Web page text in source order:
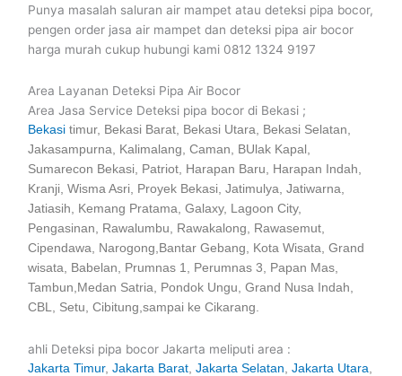
Punya masalah saluran air mampet atau deteksi pipa bocor,
pengen order jasa air mampet dan deteksi pipa air bocor
harga murah cukup hubungi kami 0812 1324 9197
Area Layanan Deteksi Pipa Air Bocor
Area Jasa Service Deteksi pipa bocor di Bekasi ;
Bekasi timur, Bekasi Barat, Bekasi Utara, Bekasi Selatan,
Jakasampurna, Kalimalang, Caman, BUlak Kapal,
Sumarecon Bekasi, Patriot, Harapan Baru, Harapan Indah,
Kranji, Wisma Asri, Proyek Bekasi, Jatimulya, Jatiwarna,
Jatiasih, Kemang Pratama, Galaxy, Lagoon City,
Pengasinan, Rawalumbu, Rawakalong, Rawasemut,
Cipendawa, Narogong,Bantar Gebang, Kota Wisata, Grand
wisata, Babelan, Prumnas 1, Perumnas 3, Papan Mas,
Tambun,Medan Satria, Pondok Ungu, Grand Nusa Indah,
CBL, Setu, Cibitung,sampai ke Cikarang.
ahli Deteksi pipa bocor Jakarta meliputi area :
Jakarta Timur,Jakarta Barat ,Jakarta Selatan ,Jakarta Utara